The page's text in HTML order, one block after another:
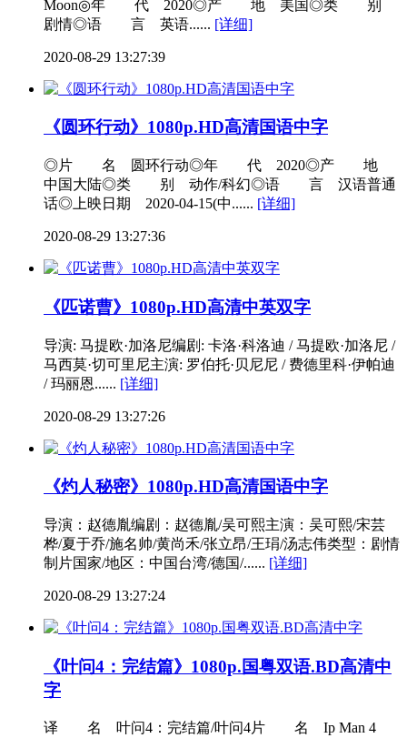
Moon◎年 代 2020◎产 地 美国◎类 别
剧情◎语 言 英语...... [详细]
2020-08-29 13:27:39
《圆环行动》1080p.HD高清国语中字
◎片 名 圆环行动◎年 代 2020◎产 地
中国大陆◎类 别 动作/科幻◎语 言 汉语普通
话◎上映日期 2020-04-15(中...... [详细]
2020-08-29 13:27:36
《匹诺曹》1080p.HD高清中英双字
导演: 马提欧·加洛尼编剧: 卡洛·科洛迪 / 马提欧·加洛尼 /
马西莫·切可里尼主演: 罗伯托·贝尼尼 / 费德里科·伊帕迪
/ 玛丽恩...... [详细]
2020-08-29 13:27:26
《灼人秘密》1080p.HD高清国语中字
导演：赵德胤编剧：赵德胤/吴可熙主演：吴可熙/宋芸
桦/夏于乔/施名帅/黄尚禾/张立昂/王琄/汤志伟类型：剧情
制片国家/地区：中国台湾/德国/...... [详细]
2020-08-29 13:27:24
《叶问4：完结篇》1080p.国粤双语.BD高清中
字
译 名 叶问4：完结篇/叶问4片 名 Ip Man 4